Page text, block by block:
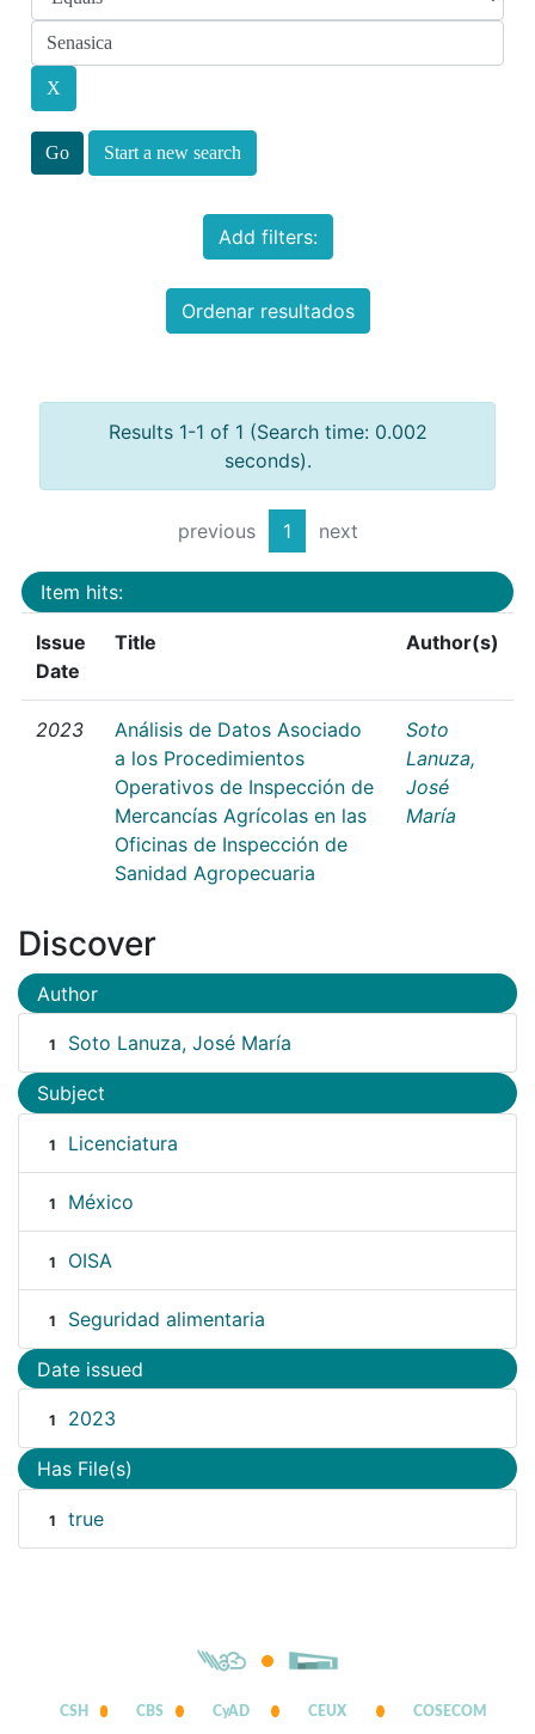
Start a new search
Add filters:
Ordenar resultados
Results 1-1 of 1 (Search time: 0.002
seconds).
previous 1 next
Item hits:
Issue
Date
Title Author(s)
2023
Análisis de Datos Asociado
a los Procedimientos
Operativos de Inspección de
Mercancías Agrícolas en las
Oficinas de Inspección de
Sanidad Agropecuaria
Soto
Lanuza,
José
María
Discover
Author
1 Soto Lanuza, José María
Subject
1 Licenciatura
1 México
1 OISA
1 Seguridad alimentaria
Date issued
1 2023
Has File(s)
1 true
CSH CBS CyAD CEUX COSECOM